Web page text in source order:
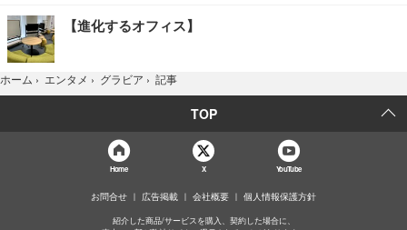
【進化するオフィス】
ホーム › エンタメ › グラビア › 記事
TOP
Home X YouTube
お問合せ 広告掲載 会社概要 個人情報保護方針
紹介した商品/サービスを購入、契約した場合に、